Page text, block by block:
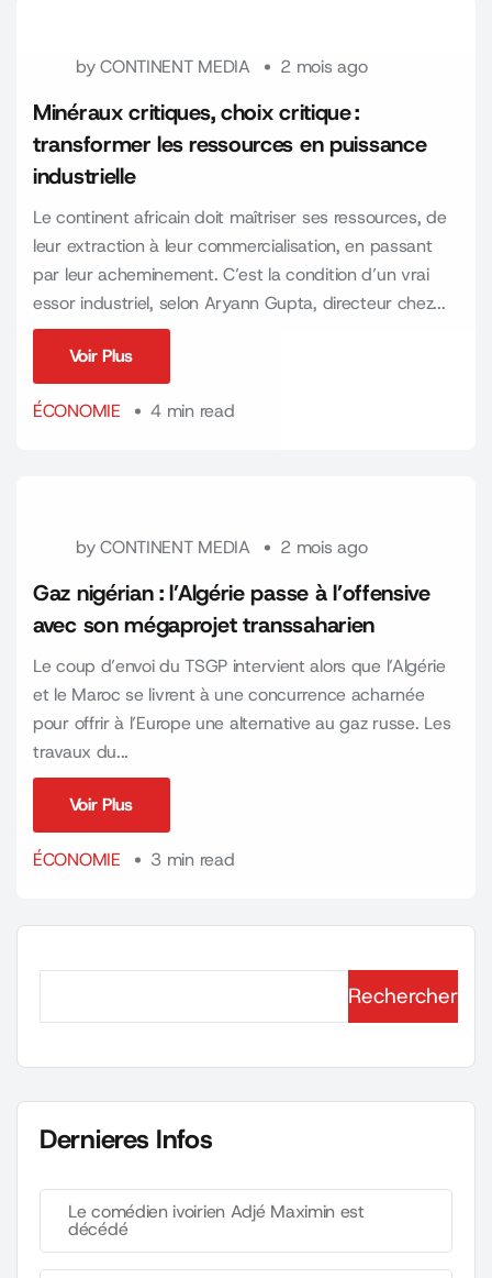
byCONTINENT MEDIA 2 mois ago
Minéraux critiques, choix critique :
transformer les ressources en puissance
industrielle
Le continent africain doit maîtriser ses ressources, de
leur extraction à leur commercialisation, en passant
par leur acheminement. C’est la condition d’un vrai
essor industriel, selon Aryann Gupta, directeur chez...
Voir Plus
ÉCONOMIE
4 min read
byCONTINENT MEDIA 2 mois ago
Gaz nigérian : l’Algérie passe à l’offensive
avec son mégaprojet transsaharien
Le coup d’envoi du TSGP intervient alors que l’Algérie
et le Maroc se livrent à une concurrence acharnée
pour offrir à l’Europe une alternative au gaz russe. Les
travaux du...
Voir Plus
ÉCONOMIE
3 min read
Rechercher
Dernieres Infos
Le comédien ivoirien Adjé Maximin est
décédé